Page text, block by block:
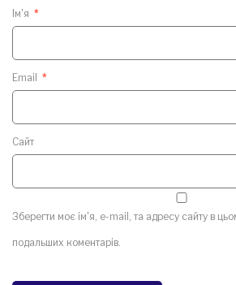
Ім'я *
Email *
Сайт
Зберегти моє ім'я, e-mail, та адресу сайту в
подальших коментарів.